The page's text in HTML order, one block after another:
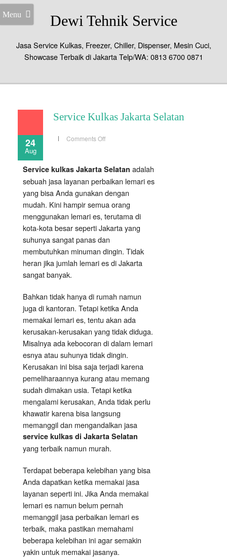
Menu Dewi Tehnik Service
Jasa Service Kulkas, Freezer, Chiller, Dispenser, Mesin Cuci,
Showcase Terbaik di Jakarta Telp/WA: 0813 6700 0871
24
Aug
Service Kulkas Jakarta Selatan
Comments Offon
Service kulkas Jakarta Selatan adalah
sebuah jasa layanan perbaikan lemari es
yang bisa Anda gunakan dengan
mudah. Kini hampir semua orang
menggunakan lemari es, terutama di
kota-kota besar seperti Jakarta yang
suhunya sangat panas dan
membutuhkan minuman dingin. Tidak
heran jika jumlah lemari es di Jakarta
sangat banyak.
Bahkan tidak hanya di rumah namun
juga di kantoran. Tetapi ketika Anda
memakai lemari es, tentu akan ada
kerusakan-kerusakan yang tidak diduga.
Misalnya ada kebocoran di dalam lemari
esnya atau suhunya tidak dingin.
Kerusakan ini bisa saja terjadi karena
pemeliharaannya kurang atau memang
sudah dimakan usia. Tetapi ketika
mengalami kerusakan, Anda tidak perlu
khawatir karena bisa langsung
memanggil dan mengandalkan jasa
service kulkas di Jakarta Selatan
yang terbaik namun murah.
Terdapat beberapa kelebihan yang bisa
Anda dapatkan ketika memakai jasa
layanan seperti ini. Jika Anda memakai
lemari es namun belum pernah
memanggil jasa perbaikan lemari es
terbaik, maka pastikan memahami
beberapa kelebihan ini agar semakin
yakin untuk memakai jasanya.